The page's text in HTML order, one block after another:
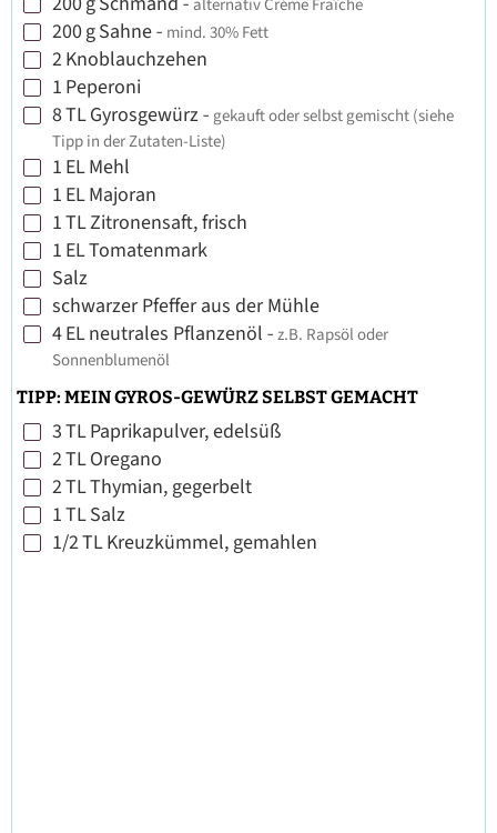
▢
- alternativ Créme Fraîche
▢
200gSahne - mind. 30% Fett
▢
2Knoblauchzehen
▢
1 Peperoni
▢
8TLGyrosgewürz - gekauft oder selbst gemischt (siehe
Tipp in der Zutaten-Liste)
▢
1 ELMehl
▢
1 ELMajoran
▢
1TLZitronensaft, frisch
▢
1 ELTomatenmark
▢
Salz
▢
schwarzer Pfeffer aus der Mühle
▢
4ELneutrales Pflanzenöl - z.B. Rapsöl oder
Sonnenblumenöl
TIPP: MEIN GYROS-GEWÜRZ SELBST GEMACHT
▢
3TLPaprikapulver, edelsüß
▢
2TLOregano
▢
2TLThymian, gegerbelt
▢
1TLSalz
▢
1/2TLKreuzkümmel, gemahlen